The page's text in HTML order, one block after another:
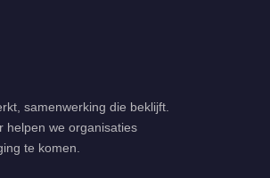
samenwerking die beklijft.
helpen we organisaties
te komen.